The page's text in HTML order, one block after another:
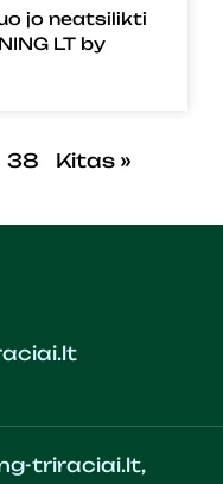
jo neatsilikti
LT by
38 Kitas »
triraciai.lt,